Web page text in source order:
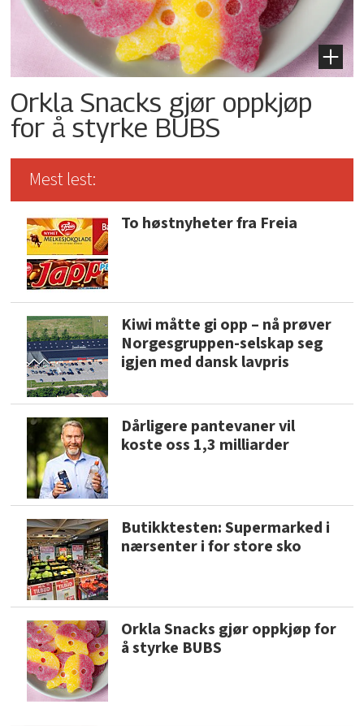
Orkla Snacks gjør oppkjøp
for å styrke BUBS
Mest lest:
To høstnyheter fra Freia
Kiwi måtte gi opp – nå prøver
Norgesgruppen-selskap seg
igjen med dansk lavpris
Dårligere pantevaner vil
koste oss 1,3 milliarder
Butikktesten: Supermarked i
nærsenter i for store sko
Orkla Snacks gjør oppkjøp for
å styrke BUBS